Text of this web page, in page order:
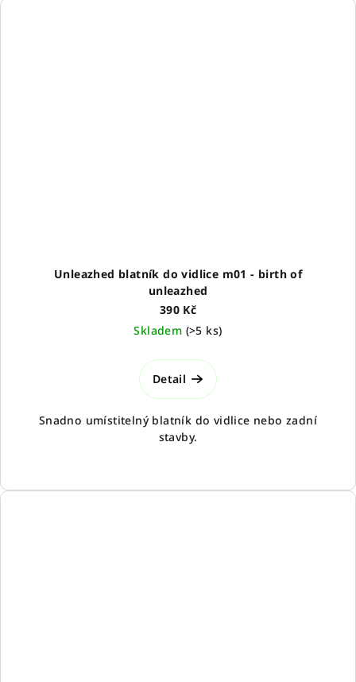
Unleazhed blatník do vidlice m01 - birth of
unleazhed
390 Kč
Skladem (>5 ks)
Detail
Snadno umístitelný blatník do vidlice nebo zadní
stavby.